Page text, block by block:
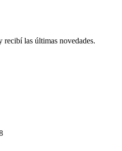
recibí las últimas novedades.